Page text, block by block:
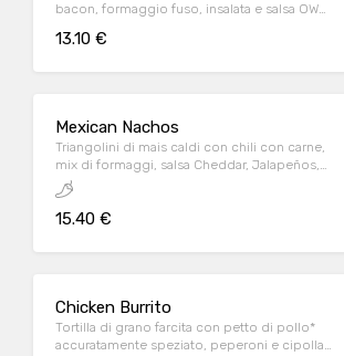
bacon, formaggio fuso, insalata e salsa OWW,
13.10 €
Mexican Nachos
Triangolini di mais caldi con chili con carne,
mix di formaggi, salsa Cheddar, Jalapeños,
pomodoro e prezzemolo fresco, serviti con
mix di salse (Guacamole, Messicana e sauce
Cream)
15.40 €
Chicken Burrito
Tortilla di grano farcita con petto di pollo*
accuratamente speziato, peperoni e cipolla